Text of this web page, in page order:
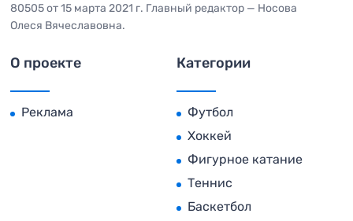
80505 от 15 марта 2021 г. Главный редактор — Носова
Олеся Вячеславовна.
О проекте
Реклама
Категории
Футбол
Хоккей
Фигурное катание
Теннис
Баскетбол